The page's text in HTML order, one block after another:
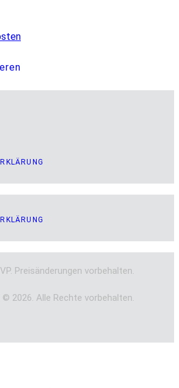
Preisänderungen vorbehalten.
© 2026. Alle Rechte vorbehalten.